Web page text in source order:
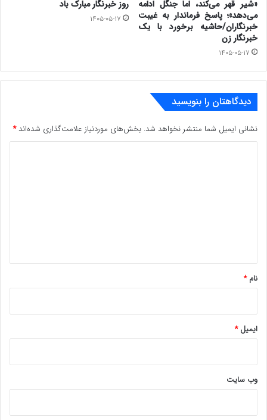
«شیر قهر می‌کند، اما جنگل ادامه
می‌دهد»؛ پاسخ فرماندار به غیبت
خبرنگاران/حاشیه برخورد با یک
خبرنگار زن
۱۴۰۵-۰۵-۱۷
روز خبرنگار مبارک باد
۱۴۰۵-۰۵-۱۷
دیدگاهتان را بنویسید
نشانی ایمیل شما منتشر نخواهد شد. بخش‌های موردنیاز علامت‌گذاری شده‌اند*
نام*
ایمیل*
وب‌ سایت